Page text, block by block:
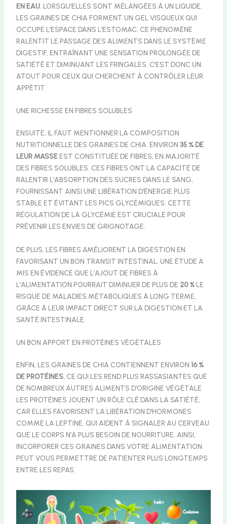
EN EAU. LORSQU’ELLES SONT MÉLANGÉES À UN LIQUIDE,
LES GRAINES DE CHIA FORMENT UN GEL VISQUEUX QUI
OCCUPE L’ESPACE DANS L’ESTOMAC. CE PHÉNOMÈNE
RALENTIT LE PASSAGE DES ALIMENTS DANS LE SYSTÈME
DIGESTIF, ENTRAÎNANT UNE SENSATION PROLONGÉE DE
SATIÉTÉ ET DIMINUANT LES FRINGALES. C’EST DONC UN
ATOUT POUR CEUX QUI CHERCHENT À CONTRÔLER LEUR
APPÉTIT.
UNE RICHESSE EN FIBRES SOLUBLES
ENSUITE, IL FAUT MENTIONNER LA COMPOSITION
NUTRITIONNELLE DES GRAINES DE CHIA. ENVIRON 35 % DE
LEUR MASSEEST CONSTITUÉE DE FIBRES, EN MAJORITÉ
DES FIBRES SOLUBLES. CES FIBRES ONT LA CAPACITÉ DE
RALENTIR L’ABSORPTION DES SUCRES DANS LE SANG,
FOURNISSANT AINSI UNE LIBÉRATION D’ÉNERGIE PLUS
STABLE ET ÉVITANT LES PICS GLYCÉMIQUES. CETTE
RÉGULATION DE LA GLYCÉMIE EST CRUCIALE POUR
PRÉVENIR LES ENVIES DE GRIGNOTAGE.
DE PLUS, LES FIBRES AMÉLIORENT LA DIGESTION EN
FAVORISANT UN BON TRANSIT INTESTINAL. UNE ÉTUDE A
MIS EN ÉVIDENCE QUE L’AJOUT DE FIBRES À
L’ALIMENTATION POURRAIT DIMINUER DE PLUS DE 20 %LE
RISQUE DE MALADIES MÉTABOLIQUES À LONG TERME,
GRÂCE À LEUR IMPACT DIRECT SUR LA DIGESTION ET LA
SANTÉ INTESTINALE.
UN BON APPORT EN PROTÉINES VÉGÉTALES
ENFIN, LES GRAINES DE CHIA CONTIENNENT ENVIRON 16 %
DE PROTÉINES, CE QUI LES REND PLUS RASSASIANTES QUE
DE NOMBREUX AUTRES ALIMENTS D’ORIGINE VÉGÉTALE.
LES PROTÉINES JOUENT UN RÔLE CLÉ DANS LA SATIÉTÉ,
CAR ELLES FAVORISENT LA LIBÉRATION D’HORMONES
COMME LA LEPTINE, QUI AIDENT À SIGNALER AU CERVEAU
QUE LE CORPS N’A PLUS BESOIN DE NOURRITURE. AINSI,
INCORPORER CES GRAINES DANS VOTRE ALIMENTATION
PEUT VOUS PERMETTRE DE PATIENTER PLUS LONGTEMPS
ENTRE LES REPAS.